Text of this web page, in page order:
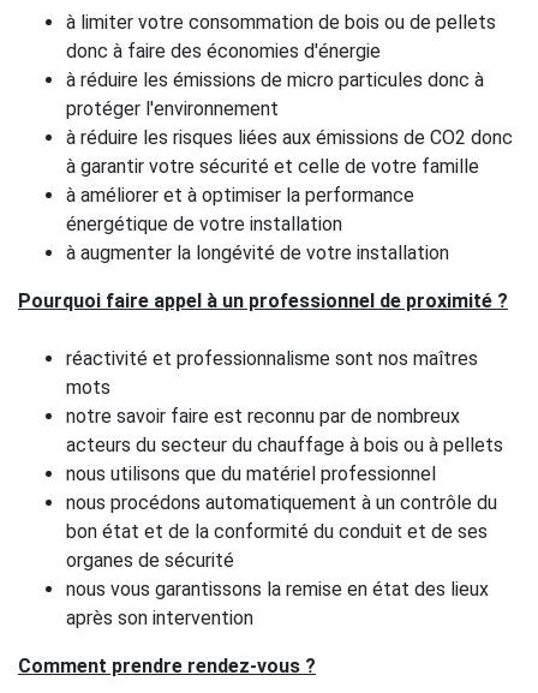
à limiter votre consommation de bois ou de pellets
donc à faire des économies d'énergie
à réduire les émissions de micro particules donc à
protéger l'environnement
à réduire les risques liées aux émissions de CO2 donc
à garantir votre sécurité et celle de votre famille
à améliorer et à optimiser la performance
énergétique de votre installation
à augmenter la longévité de votre installation
Pourquoi faire appel à un professionnel de proximité ?
réactivité et professionnalisme sont nos maîtres
mots
notre savoir faire est reconnu par de nombreux
acteurs du secteur du chauffage à bois ou à pellets
nous utilisons que du matériel professionnel
nous procédons automatiquement à un contrôle du
bon état et de la conformité du conduit et de ses
organes de sécurité
nous vous garantissons la remise en état des lieux
après son intervention
Comment prendre rendez-vous ?